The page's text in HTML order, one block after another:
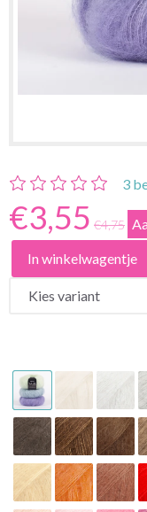
3
€3,55 €4,75
In winkelwagentje